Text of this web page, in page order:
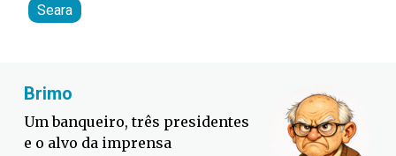
Seara
Brimo
Um banqueiro, três presidentes
e o alvo da imprensa